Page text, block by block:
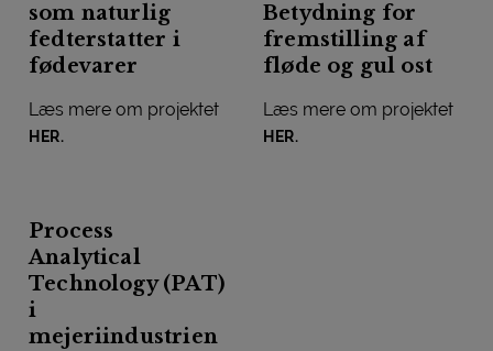
som naturlig
fedterstatter i
fødevarer
Læs mere om projektet
HER.
Betydning for
fremstilling af
fløde og gul ost
Læs mere om projektet
HER.
Process
Analytical
Technology (PAT)
i
mejeriindustrien